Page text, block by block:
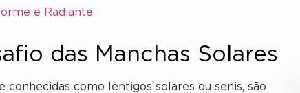
e Radiante
das Manchas Solares
como lentigos solares ou senis, são